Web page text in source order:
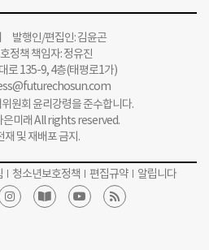
발행인/편집인: 김윤곤
정책 책임자: 정유진
로 135-9, 4층(태평로1가)
원회 윤리강령을 준수합니다.
미래 All rights reserved.
재 및 재배포 금지.
청소년보호정책 편집규약 알립니다